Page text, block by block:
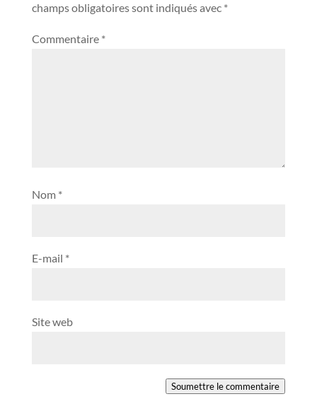
champs obligatoires sont indiqués avec *
Commentaire *
Nom *
E-mail *
Site web
Soumettre le commentaire